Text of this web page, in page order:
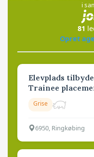
i
81
Opret
Elevplads
Trainee
Grise
6950, Ringkøbing